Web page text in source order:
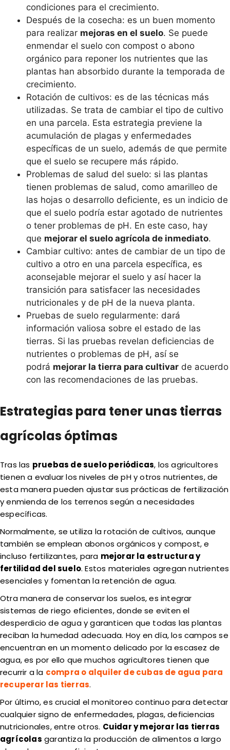
condiciones para el crecimiento.
Después de la cosecha: es un buen momento
para realizar mejoras en el suelo. Se puede
enmendar el suelo con compost o abono
orgánico para reponer los nutrientes que las
plantas han absorbido durante la temporada de
crecimiento.
Rotación de cultivos: es de las técnicas más
utilizadas. Se trata de cambiar el tipo de cultivo
en una parcela. Esta estrategia previene la
acumulación de plagas y enfermedades
específicas de un suelo, además de que permite
que el suelo se recupere más rápido.
Problemas de salud del suelo: si las plantas
tienen problemas de salud, como amarilleo de
las hojas o desarrollo deficiente, es un indicio de
que el suelo podría estar agotado de nutrientes
o tener problemas de pH. En este caso, hay
que mejorar el suelo agrícola de inmediato.
Cambiar cultivo: antes de cambiar de un tipo de
cultivo a otro en una parcela específica, es
aconsejable mejorar el suelo y así hacer la
transición para satisfacer las necesidades
nutricionales y de pH de la nueva planta.
Pruebas de suelo regularmente: dará
información valiosa sobre el estado de las
tierras. Si las pruebas revelan deficiencias de
nutrientes o problemas de pH, así se
podrá mejorar la tierra para cultivar de acuerdo
con las recomendaciones de las pruebas.
Estrategias para tener unas tierras
agrícolas óptimas
Tras las pruebas de suelo periódicas, los agricultores
tienen a evaluar los niveles de pH y otros nutrientes, de
esta manera pueden ajustar sus prácticas de fertilización
y enmienda de los terrenos según a necesidades
específicas.
Normalmente, se utiliza la rotación de cultivos, aunque
también se emplean abonos orgánicos y compost, e
incluso fertilizantes, para mejorar la estructura y
fertilidad del suelo. Estos materiales agregan nutrientes
esenciales y fomentan la retención de agua.
Otra manera de conservar los suelos, es integrar
sistemas de riego eficientes, donde se eviten el
desperdicio de agua y garanticen que todas las plantas
reciban la humedad adecuada. Hoy en día, los campos se
encuentran en un momento delicado por la escasez de
agua, es por ello que muchos agricultores tienen que
recurrir a la compra o alquiler de cubas de agua para
recuperar las tierras.
Por último, es crucial el monitoreo continuo para detectar
cualquier signo de enfermedades, plagas, deficiencias
nutricionales, entre otros. Cuidar y mejorar las tierras
agrícolas garantiza la producción de alimentos a largo